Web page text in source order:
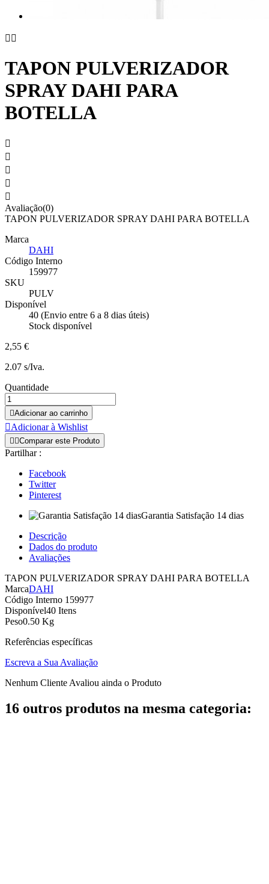
 
TAPON PULVERIZADOR
SPRAY DAHI PARA
BOTELLA





Avaliação(0)
TAPON PULVERIZADOR SPRAY DAHI PARA BOTELLA
Marca
DAHI
Código Interno
159977
SKU
PULV
Disponível
40 (Envio entre 6 a 8 dias úteis)
Stock disponível
2,55 €
2.07 s/Iva.
Quantidade
Adicionar ao carrinho
Adicionar à Wishlist
 Comparar este Produto
Partilhar :
Facebook
Twitter
Pinterest
Garantia Satisfação 14 dias
Descrição
Dados do produto
Avaliações
TAPON PULVERIZADOR SPRAY DAHI PARA BOTELLA
MarcaDAHI
Código Interno 159977
Disponível40 Itens
Peso0.50 Kg
Referências específicas
Escreva a Sua Avaliação
Nenhum Cliente Avaliou ainda o Produto
16 outros produtos na mesma categoria: